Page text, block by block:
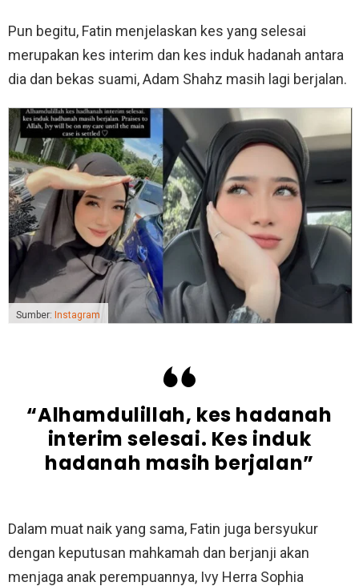
Pun begitu, Fatin menjelaskan kes yang selesai
merupakan kes interim dan kes induk hadanah antara
dia dan bekas suami, Adam Shahz masih lagi berjalan.
Sumber: Instagram
“Alhamdulillah, kes hadanah
interim selesai. Kes induk
hadanah masih berjalan”
Dalam muat naik yang sama, Fatin juga bersyukur
dengan keputusan mahkamah dan berjanji akan
menjaga anak perempuannya, Ivy Herra Sophia